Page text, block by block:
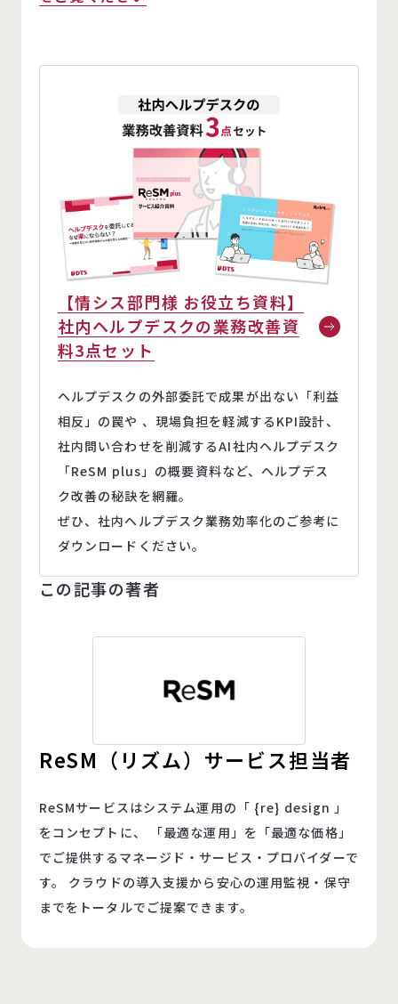
【情シス部門様 お役立ち資料】
社内ヘルプデスクの業務改善資
料3点セット
ヘルプデスクの外部委託で成果が出ない「利益
相反」の罠や 、現場負担を軽減するKPI設計、
社内問い合わせを削減するAI社内ヘルプデスク
「ReSM plus」の概要資料など、ヘルプデス
ク改善の秘訣を網羅。
ぜひ、社内ヘルプデスク業務効率化のご参考に
ダウンロードください。
この記事の著者
ReSM（リズム）サービス担当者
ReSMサービスはシステム運用の「 {re} design 」
をコンセプトに、 「最適な運用」を「最適な価格」
でご提供するマネージド・サービス・プロバイダーで
す。 クラウドの導入支援から安心の運用監視・保守
までをトータルでご提案できます。